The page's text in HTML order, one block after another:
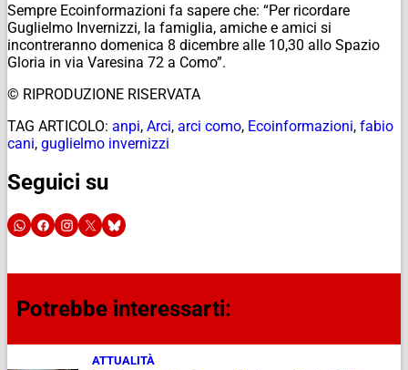
Sempre Ecoinformazioni fa sapere che: “Per ricordare
Guglielmo Invernizzi, la famiglia, amiche e amici si
incontreranno domenica 8 dicembre alle 10,30 allo Spazio
Gloria in via Varesina 72 a Como”.
© RIPRODUZIONE RISERVATA
TAG ARTICOLO: anpi, Arci, arci como, Ecoinformazioni, fabio
cani, guglielmo invernizzi
Seguici su
Potrebbe interessarti:
ATTUALITÀ